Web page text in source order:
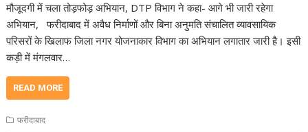
मौजूदगी में चला तोड़फोड़ अभियान, DTP विभाग ने कहा- आगे भी जारी रहेगा
अभियान, फरीदाबाद में अवैध निर्माणों और बिना अनुमति संचालित व्यावसायिक
परिसरों के खिलाफ जिला नगर योजनाकार विभाग का अभियान लगातार जारी है। इसी
कड़ी में मंगलवार…
READ MORE
फरीदाबाद